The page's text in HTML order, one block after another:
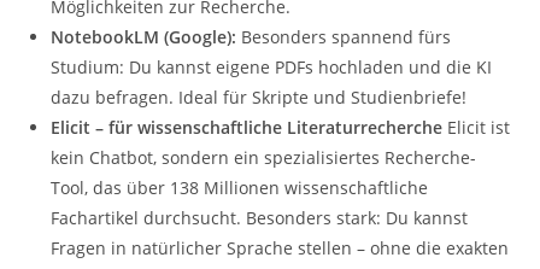
Möglichkeiten zur Recherche.
NotebookLM (Google): Besonders spannend fürs
Studium: Du kannst eigene PDFs hochladen und die KI
dazu befragen. Ideal für Skripte und Studienbriefe!
Elicit – für wissenschaftliche Literaturrecherche Elicit ist
kein Chatbot, sondern ein spezialisiertes Recherche-
Tool, das über 138 Millionen wissenschaftliche
Fachartikel durchsucht. Besonders stark: Du kannst
Fragen in natürlicher Sprache stellen – ohne die exakten